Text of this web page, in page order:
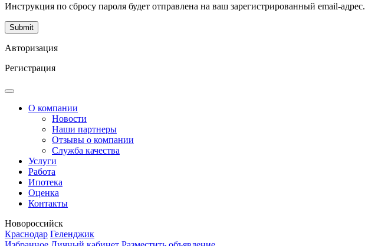
Инструкция по сбросу пароля будет отправлена на ваш зарегистрированный email-адрес.
Авторизация
Регистрация
О компании
Новости
Наши партнеры
Отзывы о компании
Служба качества
Услуги
Работа
Ипотека
Оценка
Контакты
Новороссийск
Краснодар Геленджик